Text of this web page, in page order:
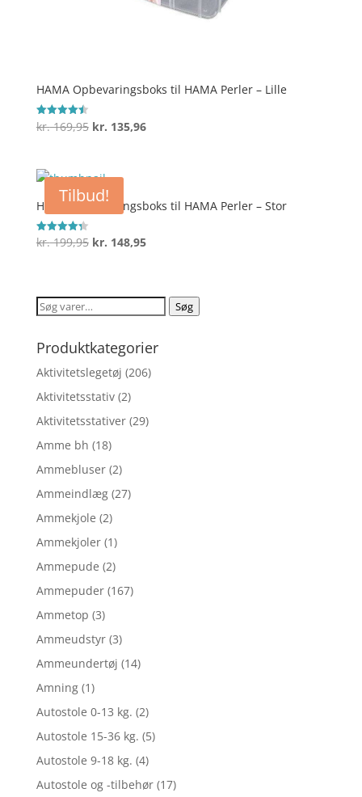
HAMA Opbevaringsboks til HAMA Perler – Lille
Vurderet
4.5
kr.169,95 Den
var:
kr. 169,95.
kr. 135,96Den
kr. 135,96.
Tilbud!
HAMA Opbevaringsboks til HAMA Perler – Stor
Vurderet
4.3
kr.199,95 Den
var:
kr. 199,95.
kr. 148,95Den
er:
kr. 148,95.
Søg
Søg
Produktkategorier
Aktivitetslegetøj (206)
Aktivitetsstativ (2)
Aktivitetsstativer (29)
Amme bh (18)
Ammebluser (2)
Ammeindlæg (27)
Ammekjole (2)
Ammekjoler (1)
Ammepude (2)
Ammepuder (167)
Ammetop (3)
Ammeudstyr (3)
Ammeundertøj (14)
Amning (1)
Autostole 0-13 kg. (2)
Autostole 15-36 kg. (5)
Autostole 9-18 kg. (4)
Autostole og -tilbehør (17)